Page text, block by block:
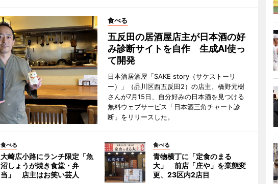
食べる
五反田の居酒屋店主が日本酒の好
み診断サイトを自作 生成AI使っ
て開発
日本酒居酒屋「SAKE story（サケストーリ
ー）」（品川区西五反田2）の店主、橋野元樹
さんが7月15日、自分好みの日本酒を見つける
無料ウェブサービス「日本酒三角チャート診
断」をリリースした。
食べる
大崎広小路にランチ限定「魚
沼しょうが焼き食堂・弁
当」 店主はお笑い芸人
食べる
青物横丁に「定食のまる
大」 前店「庄や」を業態変
更、23区内2店目